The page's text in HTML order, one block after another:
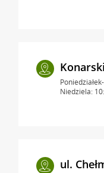
Niedziela:
ul.